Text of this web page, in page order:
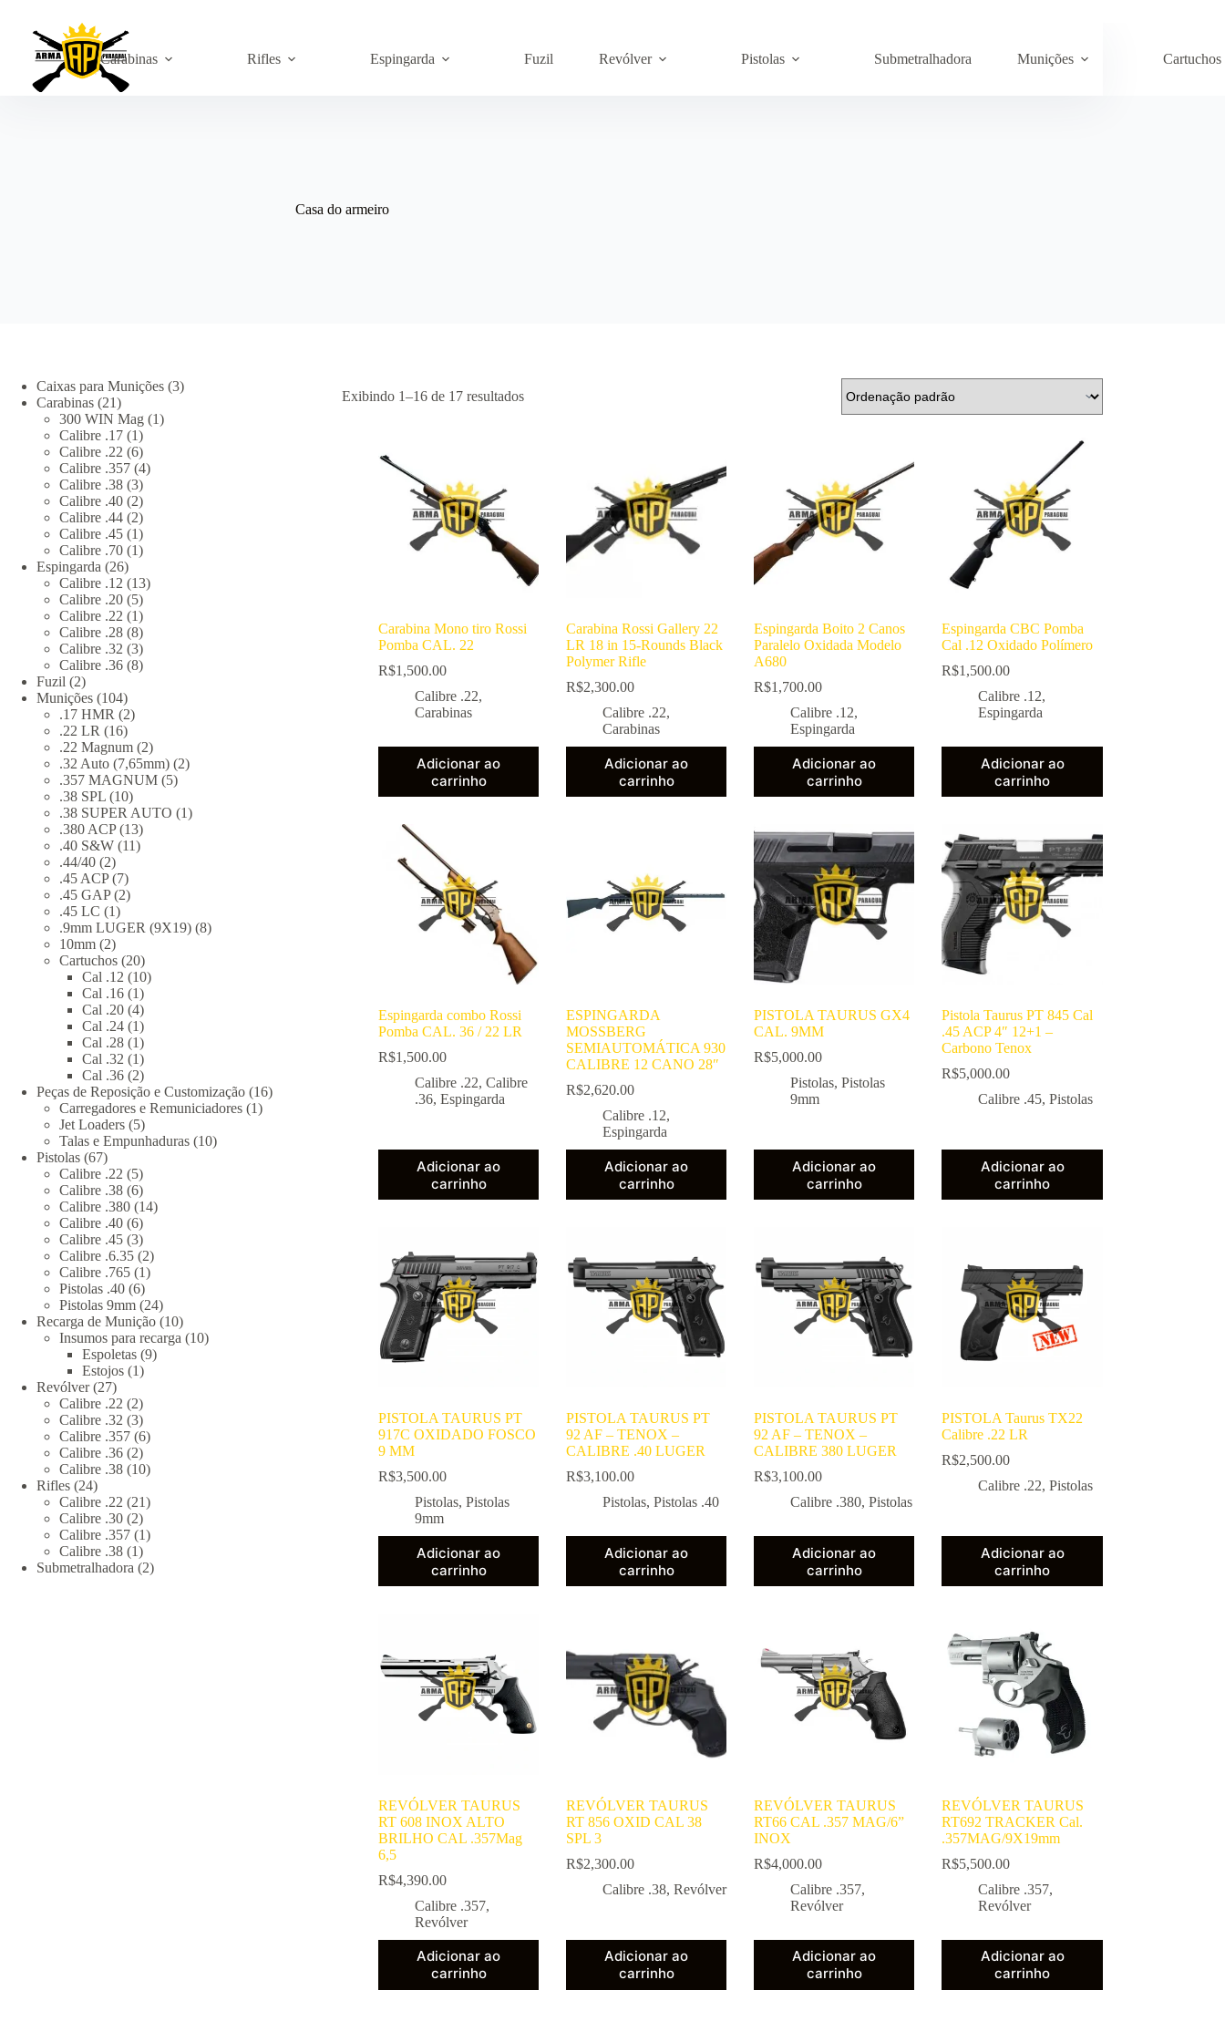
conteúdo
Carabinas Rifles Espingarda Fuzil Revólver Pistolas Submetralhadora Munições Cartuchos
Casa do armeiro
Exibindo 1–16 de 17 resultados
Carabina Mono tiro Rossi
Pomba CAL. 22
R$1,500.00
Calibre .22,
Carabinas
Adicionar ao
carrinho
Carabina Rossi Gallery 22
LR 18 in 15-Rounds Black
Polymer Rifle
R$2,300.00
Calibre .22,
Carabinas
Adicionar ao
carrinho
Espingarda Boito 2 Canos
Paralelo Oxidada Modelo
A680
R$1,700.00
Calibre .12,
Espingarda
Adicionar ao
carrinho
Espingarda CBC Pomba
Cal .12 Oxidado Polímero
R$1,500.00
Calibre .12,
Espingarda
Adicionar ao
carrinho
Espingarda combo Rossi
Pomba CAL. 36 / 22 LR
R$1,500.00
Calibre .22, Calibre
.36, Espingarda
Adicionar ao
carrinho
ESPINGARDA
MOSSBERG
SEMIAUTOMÁTICA 930
CALIBRE 12 CANO 28″
R$2,620.00
Calibre .12,
Espingarda
Adicionar ao
carrinho
PISTOLA TAURUS GX4
CAL. 9MM
R$5,000.00
Pistolas,Pistolas
9mm
Adicionar ao
carrinho
Pistola Taurus PT 845 Cal
.45 ACP 4″ 12+1 –
Carbono Tenox
R$5,000.00
Calibre .45,Pistolas
Adicionar ao
carrinho
PISTOLA TAURUS PT
917C OXIDADO FOSCO
9 MM
R$3,500.00
Pistolas, Pistolas
9mm
Adicionar ao
carrinho
PISTOLA TAURUS PT
92 AF – TENOX –
CALIBRE .40 LUGER
R$3,100.00
Pistolas,Pistolas .40
Adicionar ao
carrinho
PISTOLA TAURUS PT
92 AF – TENOX –
CALIBRE 380 LUGER
R$3,100.00
Calibre .380,Pistolas
Adicionar ao
carrinho
PISTOLA Taurus TX22
Calibre .22 LR
R$2,500.00
Calibre .22,Pistolas
Adicionar ao
carrinho
REVÓLVER TAURUS
RT 608 INOX ALTO
BRILHO CAL .357Mag
6,5
R$4,390.00
Calibre .357,
Revólver
Adicionar ao
carrinho
REVÓLVER TAURUS
RT 856 OXID CAL 38
SPL 3
R$2,300.00
Calibre .38,Revólver
Adicionar ao
carrinho
REVÓLVER TAURUS
RT66 CAL .357 MAG/6”
INOX
R$4,000.00
Calibre .357,
Revólver
Adicionar ao
carrinho
REVÓLVER TAURUS
RT692 TRACKER Cal.
.357MAG/9X19mm
R$5,500.00
Calibre .357,
Revólver
Adicionar ao
carrinho
Caixas para Munições 33
Carabinas 2121
produtos
300 WIN Mag 11
Calibre .17 11
produto
Calibre .22 66
produtos
Calibre .357 44
Calibre .38 33
produtos
Calibre .40 22
produtos
Calibre .44 22
produtos
Calibre .45 11
produto
Calibre .70 11
Espingarda 2626
produtos
Calibre .12 1313
Calibre .20 55
produtos
Calibre .22 11
produto
Calibre .28 88
produtos
Calibre .32 33
produtos
Calibre .36 88
Fuzil 22
produtos
Munições 104104
produtos
.17 HMR 22
.22 LR 1616
produtos
.22 Magnum 22
produtos
.32 Auto (7,65mm) 22
.357 MAGNUM 55
.38 SPL 1010
produtos
.38 SUPER AUTO 11
.380 ACP 1313
produtos
.40 S&W 1111
.44/40 22
produtos
.45 ACP 77
produtos
.45 GAP 22
.45 LC 11
produto
.9mm LUGER (9X19) 88
10mm 22
produtos
Cartuchos 2020
produtos
Cal .12 1010
Cal .16 11
produto
Cal .20 44
produtos
Cal .24 11
produto
Cal .28 11
produto
Cal .32 11
produto
Cal .36 22
produtos
Peças de Reposição e Customização 1616
Carregadores e Remuniciadores 11
Jet Loaders 55
produtos
Talas e Empunhaduras 1010
Pistolas 6767
produtos
Calibre .22 55
produtos
Calibre .38 66
produtos
Calibre .380 1414
Calibre .40 66
produtos
Calibre .45 33
produtos
Calibre .6.35 22
produtos
Calibre .765 11
Pistolas .40 66
produtos
Pistolas 9mm 2424
produtos
Recarga de Munição 1010
produtos
Insumos para recarga 1010
Espoletas 99
Estojos 11
Revólver 2727
produtos
Calibre .22 22
produtos
Calibre .32 33
produtos
Calibre .357 66
Calibre .36 22
produtos
Calibre .38 1010
Rifles 2424
produtos
Calibre .22 2121
Calibre .30 22
produtos
Calibre .357 11
Calibre .38 11
produto
Submetralhadora 22